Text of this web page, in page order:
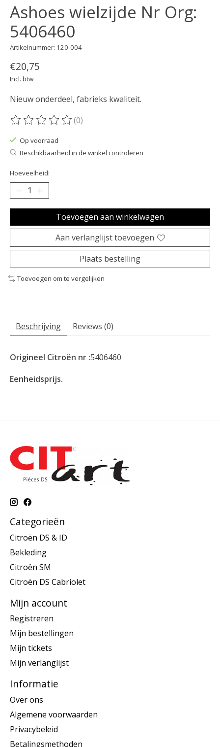
Ashoes wielzijde Nr Org:
5406460
Artikelnummer: 120-004
€20,75
Incl. btw
Nieuw onderdeel, fabrieks kwaliteit.
De beoordeling van dit product is
(0)
Op voorraad
Beschikbaarheid in de winkel controleren
Hoeveelheid:
Toevoegen aan winkelwagen
Aan verlanglijst toevoegen
Plaats bestelling
Toevoegen om te vergelijken
Beschrijving Reviews (0)
Origineel Citroën nr :5406460
Eenheidsprijs.
Categorieën
Citroën DS & ID
Bekleding
Citroën SM
Citroën DS Cabriolet
Mijn account
Registreren
Mijn bestellingen
Mijn tickets
Mijn verlanglijst
Informatie
Over ons
Algemene voorwaarden
Privacybeleid
Betalingsmethoden